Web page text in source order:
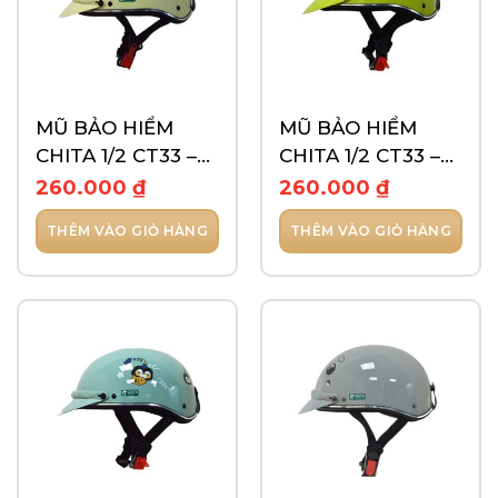
MŨ BẢO HIỂM
CHITA 1/2 CT33 –
TEM GẤU TRÚC
260.000 ₫
THÊM VÀO GIỎ HÀNG
MŨ BẢO HIỂM
CHITA 1/2 CT33 –
TEM HAPPY DAY
260.000 ₫
THÊM VÀO GIỎ HÀNG